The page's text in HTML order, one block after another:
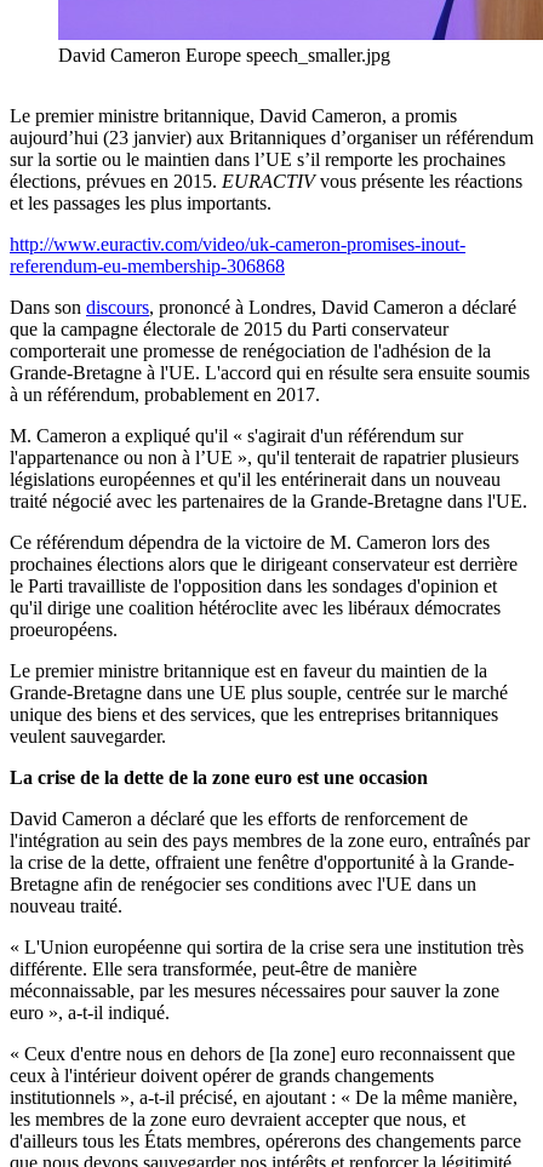
David Cameron Europe speech_smaller.jpg
Le premier ministre britannique, David Cameron, a promis
aujourd’hui (23 janvier) aux Britanniques d’organiser un référendum
sur la sortie ou le maintien dans l’UE s’il remporte les prochaines
élections, prévues en 2015. EURACTIVvous présente les réactions
et les passages les plus importants.
http://www.euractiv.com/video/uk-cameron-promises-inout-
referendum-eu-membership-306868
Dans son discours, prononcé à Londres, David Cameron a déclaré
que la campagne électorale de 2015 du Parti conservateur
comporterait une promesse de renégociation de l'adhésion de la
Grande-Bretagne à l'UE. L'accord qui en résulte sera ensuite soumis
à un référendum, probablement en 2017.
M. Cameron a expliqué qu'il « s'agirait d'un référendum sur
l'appartenance ou non à l’UE », qu'il tenterait de rapatrier plusieurs
législations européennes et qu'il les entérinerait dans un nouveau
traité négocié avec les partenaires de la Grande-Bretagne dans l'UE.
Ce référendum dépendra de la victoire de M. Cameron lors des
prochaines élections alors que le dirigeant conservateur est derrière
le Parti travailliste de l'opposition dans les sondages d'opinion et
qu'il dirige une coalition hétéroclite avec les libéraux démocrates
proeuropéens.
Le premier ministre britannique est en faveur du maintien de la
Grande-Bretagne dans une UE plus souple, centrée sur le marché
unique des biens et des services, que les entreprises britanniques
veulent sauvegarder.
La crise de la dette de la zone euro est une occasion
David Cameron a déclaré que les efforts de renforcement de
l'intégration au sein des pays membres de la zone euro, entraînés par
la crise de la dette, offraient une fenêtre d'opportunité à la Grande-
Bretagne afin de renégocier ses conditions avec l'UE dans un
nouveau traité.
« L'Union européenne qui sortira de la crise sera une institution très
différente. Elle sera transformée, peut-être de manière
méconnaissable, par les mesures nécessaires pour sauver la zone
euro », a-t-il indiqué.
« Ceux d'entre nous en dehors de [la zone] euro reconnaissent que
ceux à l'intérieur doivent opérer de grands changements
institutionnels », a-t-il précisé, en ajoutant : « De la même manière,
les membres de la zone euro devraient accepter que nous, et
d'ailleurs tous les États membres, opérerons des changements parce